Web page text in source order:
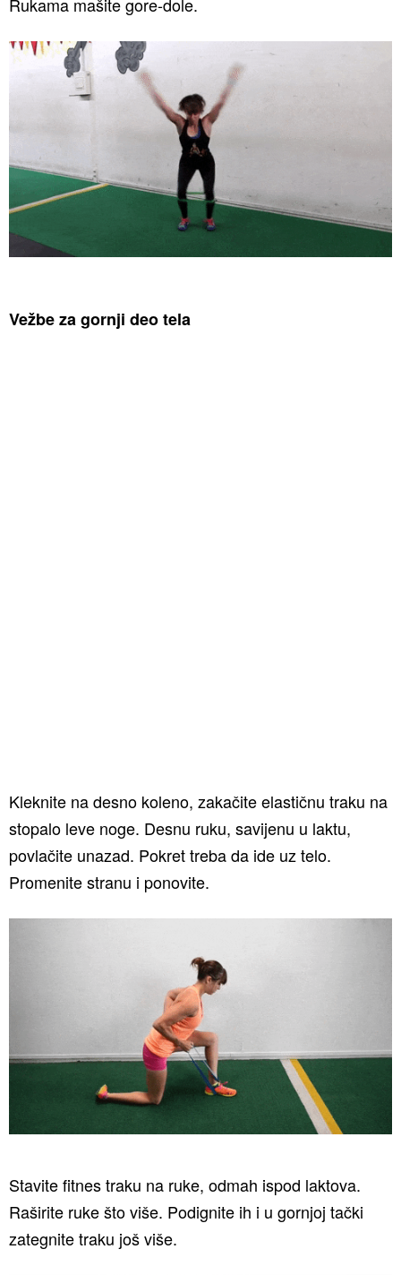
Vežbe za gornji deo tela
Kleknite na desno koleno, zakačite elastičnu traku na
stopalo leve noge. Desnu ruku, savijenu u laktu,
povlačite unazad. Pokret treba da ide uz telo.
Promenite stranu i ponovite.
Stavite fitnes traku na ruke, odmah ispod laktova.
Raširite ruke što više. Podignite ih i u gornjoj tački
zategnite traku još više.